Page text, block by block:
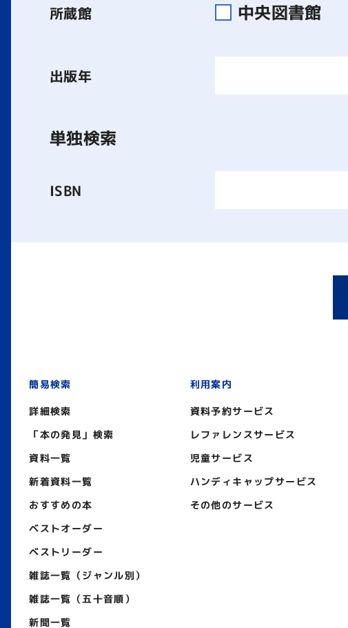
所蔵館 中央図書館
出版年
単独検索
ISBN
簡易検索
詳細検索
「本の発見」検索
資料一覧
新着資料一覧
おすすめの本
ベストオーダー
ベストリーダー
雑誌一覧（ジャンル別）
雑誌一覧（五十音順）
新聞一覧
利用案内
資料予約サービス
レファレンスサービス
児童サービス
ハンディキャップサービス
その他のサービス